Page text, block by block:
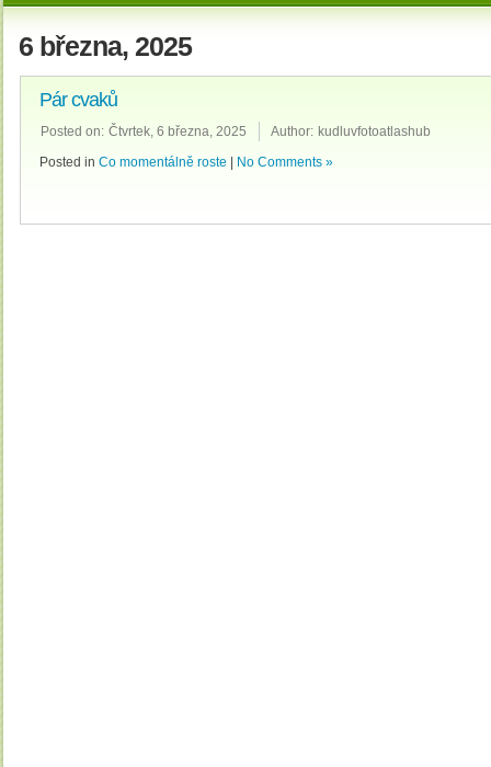
6 března, 2025
Pár cvaků
Posted on: Čtvrtek, 6 března, 2025 Author: kudluvfotoatlashub
Posted in Co momentálně roste No Comments »